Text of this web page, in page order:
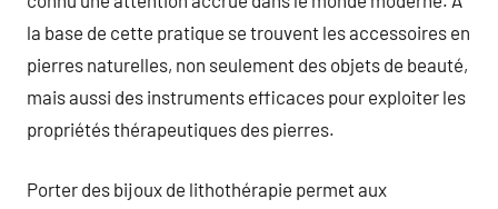
la base de cette pratique se trouvent les accessoires en
pierres naturelles, non seulement des objets de beauté,
mais aussi des instruments efficaces pour exploiter les
propriétés thérapeutiques des pierres.
Porter des bijoux de lithothérapie permet aux